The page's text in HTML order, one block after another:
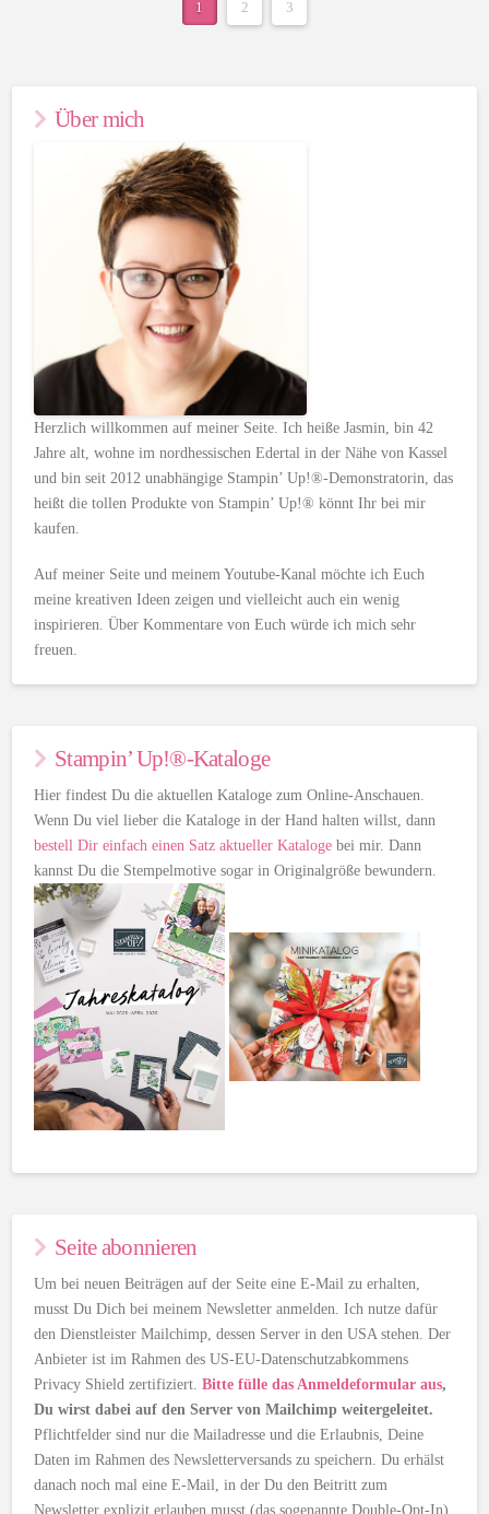
1 2 3
Über mich
Herzlich willkommen auf meiner Seite. Ich heiße Jasmin, bin 42
Jahre alt, wohne im nordhessischen Edertal in der Nähe von Kassel
und bin seit 2012 unabhängige Stampin’ Up!®-Demonstratorin, das
heißt die tollen Produkte von Stampin’ Up!® könnt Ihr bei mir
kaufen.
Auf meiner Seite und meinem Youtube-Kanal möchte ich Euch
meine kreativen Ideen zeigen und vielleicht auch ein wenig
inspirieren. Über Kommentare von Euch würde ich mich sehr
freuen.
Stampin’ Up!®-Kataloge
Hier findest Du die aktuellen Kataloge zum Online-Anschauen.
Wenn Du viel lieber die Kataloge in der Hand halten willst, dann
bestell Dir einfach einen Satz aktueller Kataloge bei mir. Dann
kannst Du die Stempelmotive sogar in Originalgröße bewundern.
Seite abonnieren
Um bei neuen Beiträgen auf der Seite eine E-Mail zu erhalten,
musst Du Dich bei meinem Newsletter anmelden. Ich nutze dafür
den Dienstleister Mailchimp, dessen Server in den USA stehen. Der
Anbieter ist im Rahmen des US-EU-Datenschutzabkommens
Privacy Shield zertifiziert.Bitte fülle das Anmeldeformular aus,
Du wirst dabei auf den Server von Mailchimp weitergeleitet.
Pflichtfelder sind nur die Mailadresse und die Erlaubnis, Deine
Daten im Rahmen des Newsletterversands zu speichern. Du erhälst
danach noch mal eine E-Mail, in der Du den Beitritt zum
Newsletter explizit erlauben musst (das sogenannte Double-Opt-In).